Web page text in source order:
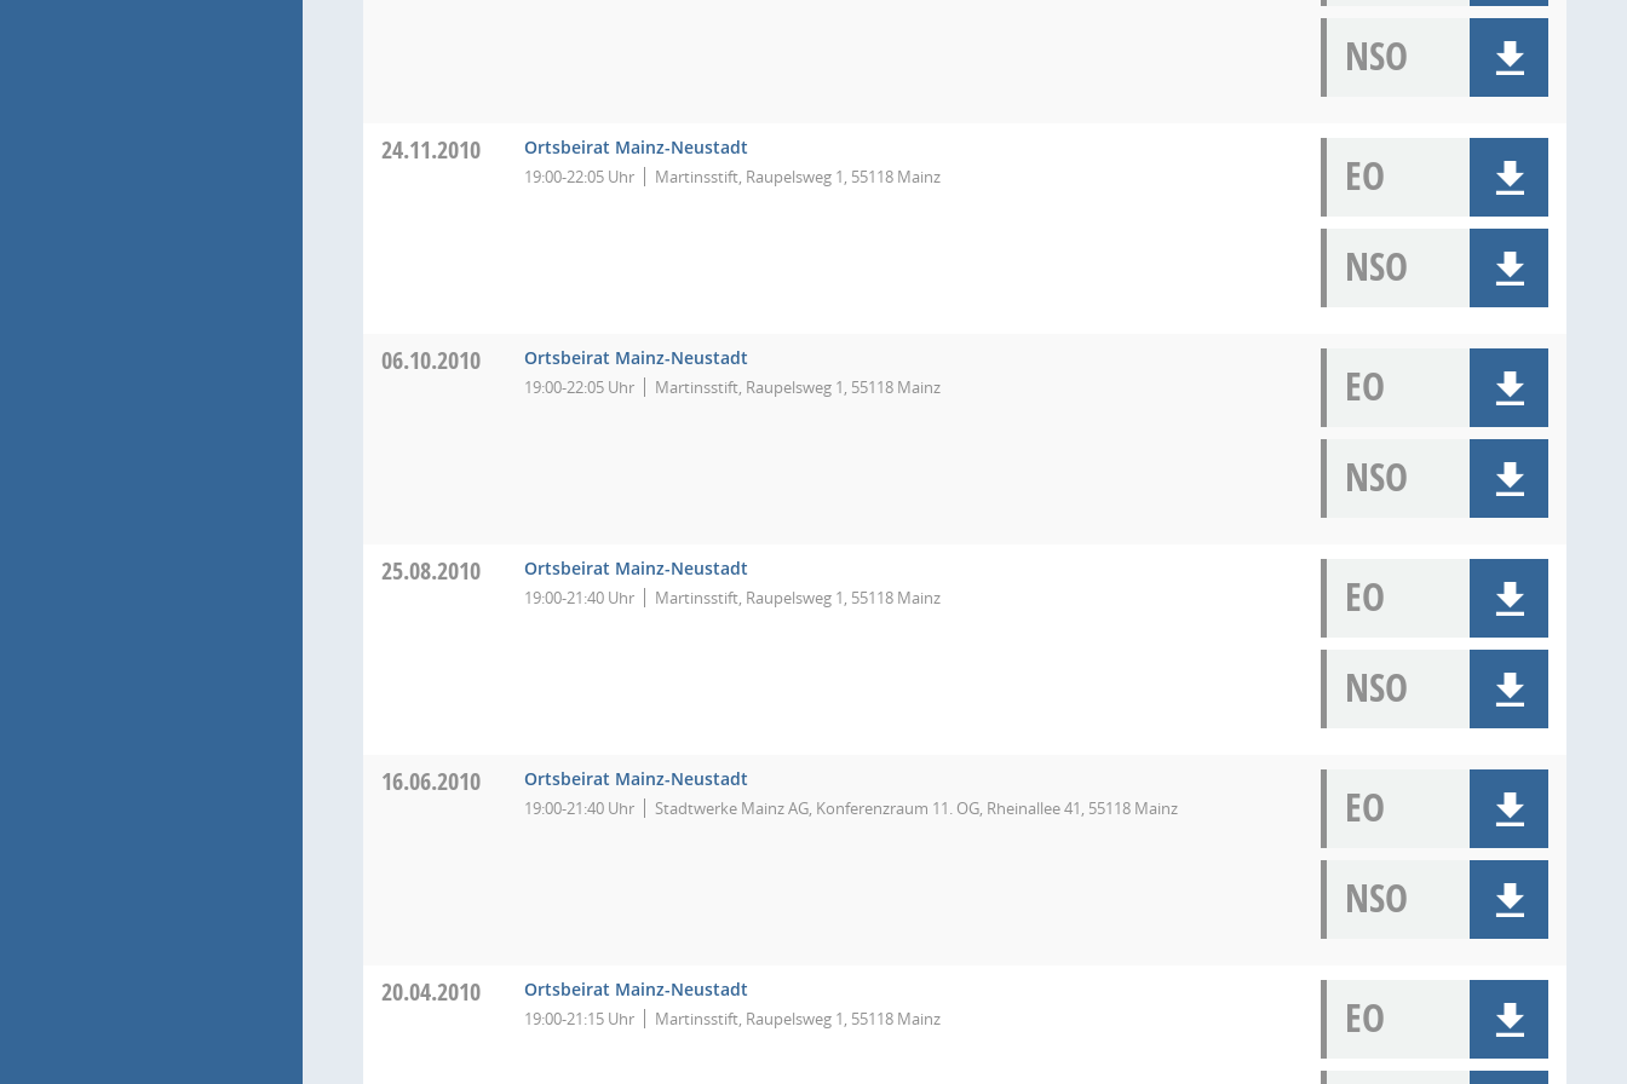
NSO
24.11.2010 Ortsbeirat Mainz-Neustadt
19:00-22:05 Uhr Martinsstift, Raupelsweg 1, 55118 Mainz
EO
NSO
06.10.2010 Ortsbeirat Mainz-Neustadt
19:00-22:05 Uhr Martinsstift, Raupelsweg 1, 55118 Mainz
EO
NSO
25.08.2010 Ortsbeirat Mainz-Neustadt
19:00-21:40 Uhr Martinsstift, Raupelsweg 1, 55118 Mainz
EO
NSO
16.06.2010 Ortsbeirat Mainz-Neustadt
19:00-21:40 Uhr Stadtwerke Mainz AG, Konferenzraum 11. OG, Rheinallee 41, 55118 Mainz
EO
NSO
20.04.2010 Ortsbeirat Mainz-Neustadt
19:00-21:15 Uhr Martinsstift, Raupelsweg 1, 55118 Mainz
EO